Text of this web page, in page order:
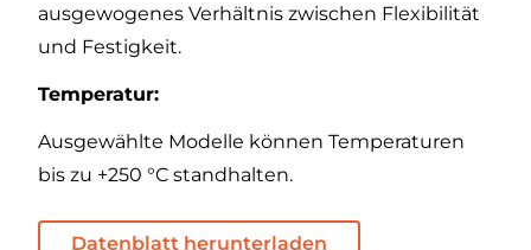
ausgewogenes Verhältnis zwischen Flexibilität
und Festigkeit.
Temperatur:
Ausgewählte Modelle können Temperaturen
bis zu +250 °C standhalten.
Datenblatt herunterladen